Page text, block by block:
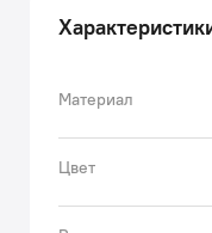
(размером не
поверхности. Что
использования.
ровный и мягкий
очищается от
отложений —
Материал
Цвет